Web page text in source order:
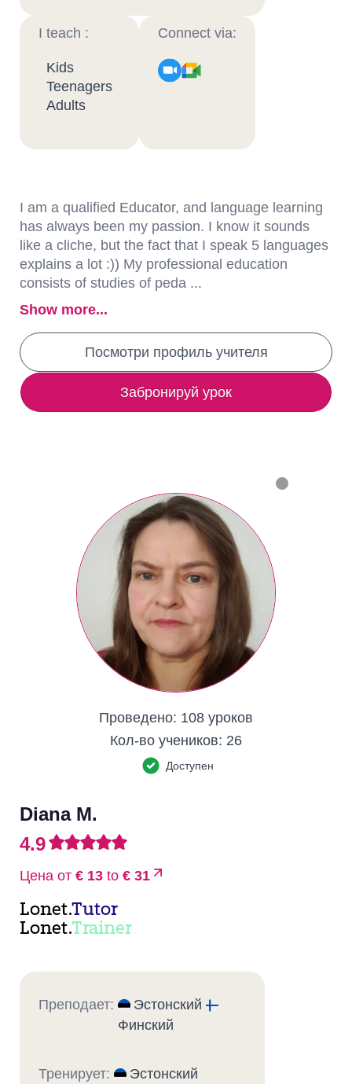
I teach :
Kids
Teenagers
Adults
Connect via:
I am a qualified Educator, and language learning
has always been my passion. I know it sounds
like a cliche, but the fact that I speak 5 languages
explains a lot :)) My professional education
consists of studies of peda ...
Show more...
Посмотри профиль учителя
Забронируй урок
Проведено: 108 уроков
Кол-во учеников: 26
Доступен
Diana M.
4.9
Цена от € 13 to € 31
Lonet.Tutor
Lonet.Trainer
Преподает:
Эстонский
Финский
Тренирует: Эстонский